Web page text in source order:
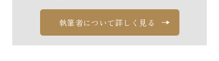
執筆者について詳しく見る